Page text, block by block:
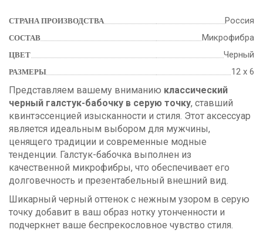
СТРАНА ПРОИЗВОДСТВА Россия
СОСТАВ Микрофибра
ЦВЕТ Черный
РАЗМЕРЫ 12 х 6
Представляем вашему вниманию классический
черный галстук-бабочку в серую точку, ставший
квинтэссенцией изысканности и стиля. Этот аксессуар
является идеальным выбором для мужчины,
ценящего традиции и современные модные
тенденции. Галстук-бабочка выполнен из
качественной микрофибры, что обеспечивает его
долговечность и презентабельный внешний вид.
Шикарный черный оттенок с нежным узором в серую
точку добавит в ваш образ нотку утонченности и
подчеркнет ваше беспрекословное чувство стиля.